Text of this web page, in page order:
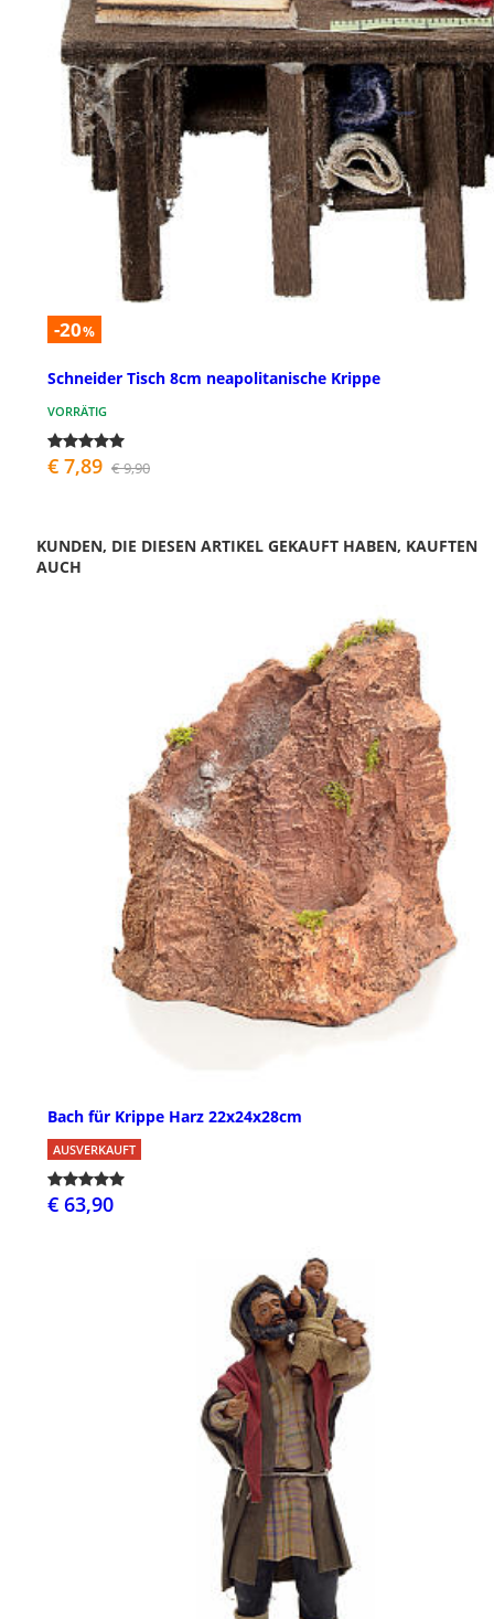
-20%
Schneider Tisch 8cm neapolitanische Krippe
VORRÄTIG
€ 7,89 € 9,90
KUNDEN, DIE DIESEN ARTIKEL GEKAUFT HABEN, KAUFTEN
AUCH
Bach für Krippe Harz 22x24x28cm
AUSVERKAUFT
€ 63,90